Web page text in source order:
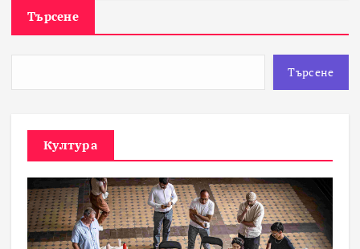
Търсене
Търсене
Култура